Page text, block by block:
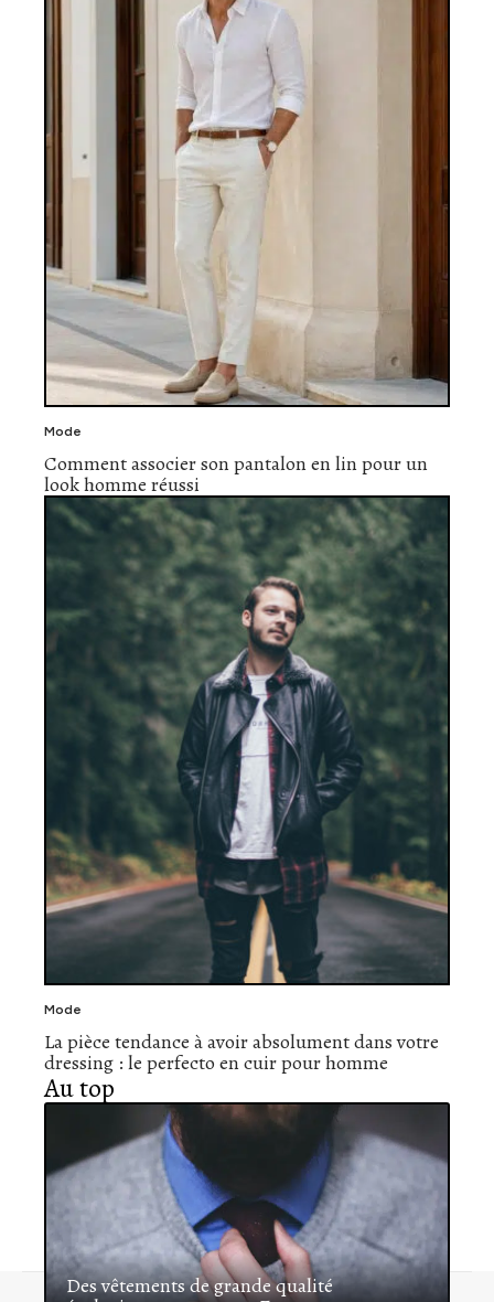
Mode
Comment associer son pantalon en lin pour un
look homme réussi
Mode
La pièce tendance à avoir absolument dans votre
dressing : le perfecto en cuir pour homme
Au top
Des vêtements de grande qualité